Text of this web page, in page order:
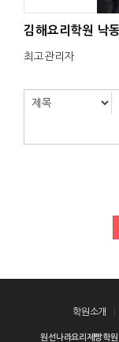
김해요리학원 낙
최고관리자
학원소개
원선나라요리제빵학원